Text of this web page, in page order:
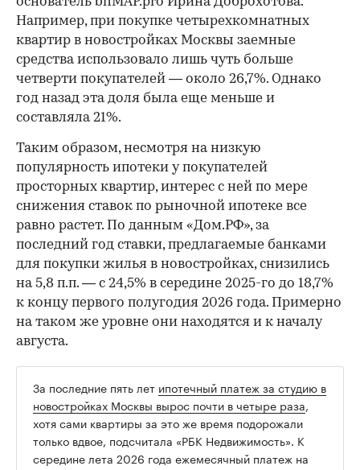
Например, при покупке четырехкомнатных
квартир в новостройках Москвы заемные
средства использовало лишь чуть больше
четверти покупателей — около 26,7%. Однако
год назад эта доля была еще меньше и
составляла 21%.
Таким образом, несмотря на низкую
популярность ипотеки у покупателей
просторных квартир, интерес с ней по мере
снижения ставок по рыночной ипотеке все
равно растет. По данным «Дом.РФ», за
последний год ставки, предлагаемые банками
для покупки жилья в новостройках, снизились
на 5,8 п.п. — с 24,5% в середине 2025-го до 18,7%
к концу первого полугодия 2026 года. Примерно
на таком же уровне они находятся и к началу
августа.
За последние пять лет ипотечный платеж за студию в
новостройках Москвы вырос почти в четыре раза,
хотя сами квартиры за это же время подорожали
только вдвое, подсчитала «РБК Недвижимость». К
середине лета 2026 года ежемесячный платеж на